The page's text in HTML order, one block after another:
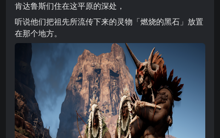
肯达鲁斯们住在这平原的深处，
听说他们把祖先所流传下来的灵物「燃烧的黑石」放置
在那个地方。